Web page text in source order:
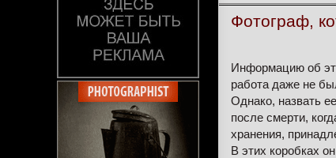
Фотограф,
Информацию об
работа даже не
Однако, назвать
после смерти,
хранения,
В этих коробках